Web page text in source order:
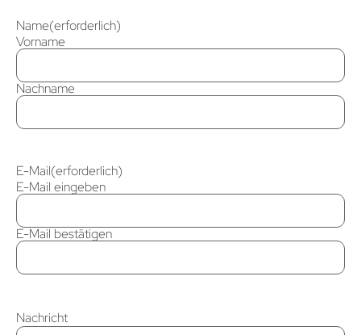
Name(erforderlich)
Vorname
Nachname
E-Mail(erforderlich)
E-Mail eingeben
E-Mail bestätigen
Nachricht